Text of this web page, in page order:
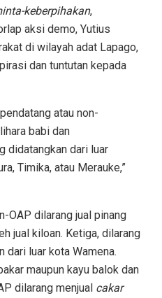
keberpihakan,
aksi demo, Yutius
di wilayah adat Lapago,
dan tuntutan kepada
atau non-
babi dan
didatangkan dari luar
Timika, atau Merauke,”
OAP dilarang jual pinang
jual kiloan. Ketiga, dilarang
dari luar kota Wamena.
maupun kayu balok dan
dilarang menjual cakar